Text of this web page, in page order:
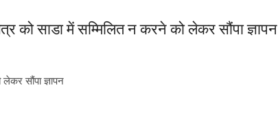
को साडा में सम्मिलित न करने को लेकर सौंपा ज्ञापन
सौंपा ज्ञापन